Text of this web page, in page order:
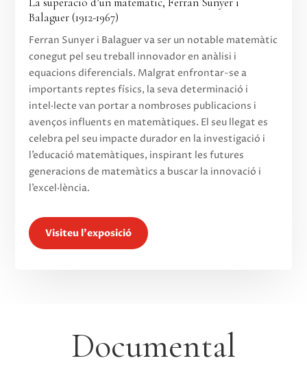
Balaguer (1912-1967)
Ferran Sunyer i Balaguer va ser un notable matemàtic
conegut pel seu treball innovador en anàlisi i
equacions diferencials. Malgrat enfrontar-se a
importants reptes físics, la seva determinació i
intel·lecte van portar a nombroses publicacions i
avenços influents en matemàtiques. El seu llegat es
celebra pel seu impacte durador en la investigació i
l’educació matemàtiques, inspirant les futures
generacions de matemàtics a buscar la innovació i
l’excel·lència.
Visiteu l'exposició
Documental